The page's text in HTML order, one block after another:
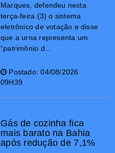
Marques, defendeu nesta
terça-feira (3) o sistema
eletrônico de votação e disse
que a urna representa um
“patrimônio d...
Postado: 04/08/2026
09H39
Gás de cozinha fica
mais barato na Bahia
após redução de 7,1%